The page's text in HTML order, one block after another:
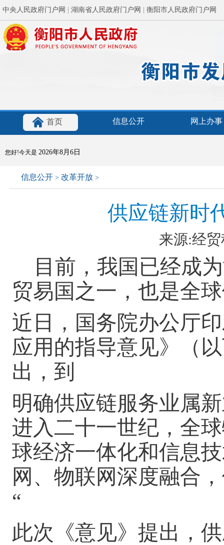
中央人民政府门户网 湖南省人民政府门户网 衡阳市人民政府门户网
首页 信息公开 网上办事
您好!今天是 2026年8月6日
信息公开 > 改革开放 >
供应链新时
来源:经
目前，我国已经成
贸易国之一，也是全
近日，国务院办公厅
应用的指导意见》（
出，到
明确供应链服务业属
进入二十一世纪，全
球经济一体化和信息
网、物联网深度融合
“
此次《意见》提出，